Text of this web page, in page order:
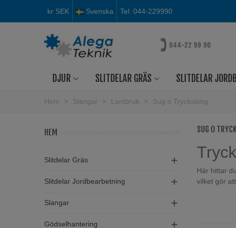
kr SEK Svenska Tel: 044-229990
DJUR SLITDELAR GRÄS SLITDELAR
Hem > Slangar > Lantbruk > Sug o Tryckslang
HEM
Slitdelar Gräs
Slitdelar Jordbearbetning
Slangar
Gödselhantering
SUG O
Här hittar
vilket gör